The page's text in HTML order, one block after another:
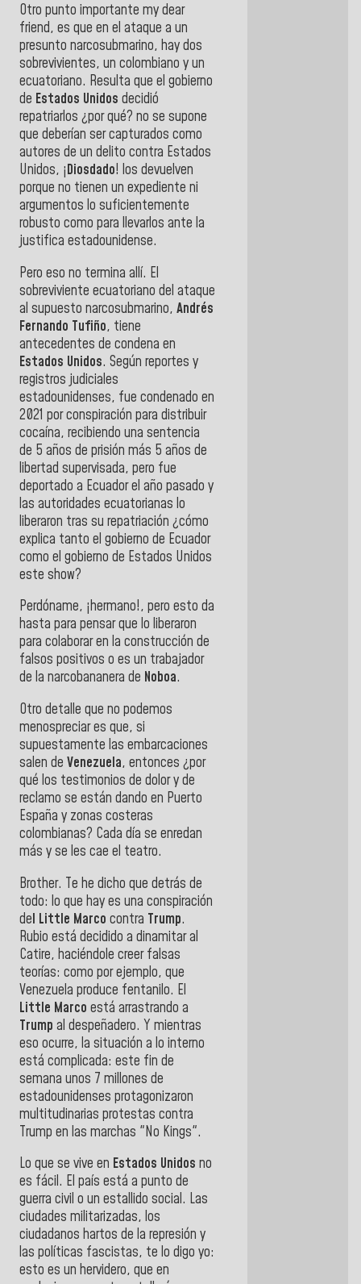
Otro punto importante my dear
friend, es que en el ataque a un
presunto narcosubmarino, hay dos
sobrevivientes, un colombiano y un
ecuatoriano. Resulta que el gobierno
de Estados Unidos decidió
repatriarlos ¿por qué? no se supone
que deberían ser capturados como
autores de un delito contra Estados
Unidos, ¡Diosdado! los devuelven
porque no tienen un expediente ni
argumentos lo suficientemente
robusto como para llevarlos ante la
justifica estadounidense.
Pero eso no termina allí. El
sobreviviente ecuatoriano del ataque
al supuesto narcosubmarino, Andrés
Fernando Tufiño, tiene
antecedentes de condena en
Estados Unidos. Según reportes y
registros judiciales
estadounidenses, fue condenado en
2021 por conspiración para distribuir
cocaína, recibiendo una sentencia
de 5 años de prisión más 5 años de
libertad supervisada, pero fue
deportado a Ecuador el año pasado y
las autoridades ecuatorianas lo
liberaron tras su repatriación ¿cómo
explica tanto el gobierno de Ecuador
como el gobierno de Estados Unidos
este show?
Perdóname, ¡hermano!, pero esto da
hasta para pensar que lo liberaron
para colaborar en la construcción de
falsos positivos o es un trabajador
de la narcobananera de Noboa.
Otro detalle que no podemos
menospreciar es que, si
supuestamente las embarcaciones
salen de Venezuela, entonces ¿por
qué los testimonios de dolor y de
reclamo se están dando en Puerto
España y zonas costeras
colombianas? Cada día se enredan
más y se les cae el teatro.
Brother. Te he dicho que detrás de
todo: lo que hay es una conspiración
del Little Marco contra Trump.
Rubio está decidido a dinamitar al
Catire, haciéndole creer falsas
teorías: como por ejemplo, que
Venezuela produce fentanilo. El
Little Marco está arrastrando a
Trump al despeñadero. Y mientras
eso ocurre, la situación a lo interno
está complicada: este fin de
semana unos 7 millones de
estadounidenses protagonizaron
multitudinarias protestas contra
Trump en las marchas "No Kings".
Lo que se vive en Estados Unidos no
es fácil. El país está a punto de
guerra civil o un estallido social. Las
ciudades militarizadas, los
ciudadanos hartos de la represión y
las políticas fascistas, te lo digo yo:
esto es un hervidero, que en